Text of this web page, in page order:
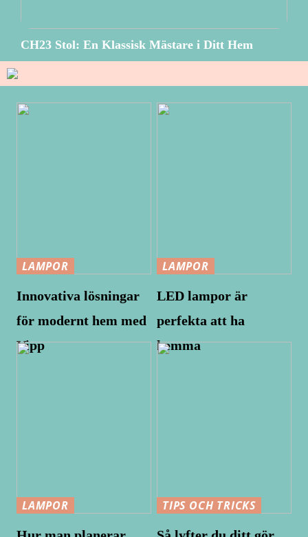
CH23 Stol: En Klassisk Mästare i Ditt Hem
LAMPOR
Innovativa lösningar
för modernt hem med
Vipp
LAMPOR
LED lampor är
perfekta att ha
hemma
LAMPOR
TIPS OCH TRICKS